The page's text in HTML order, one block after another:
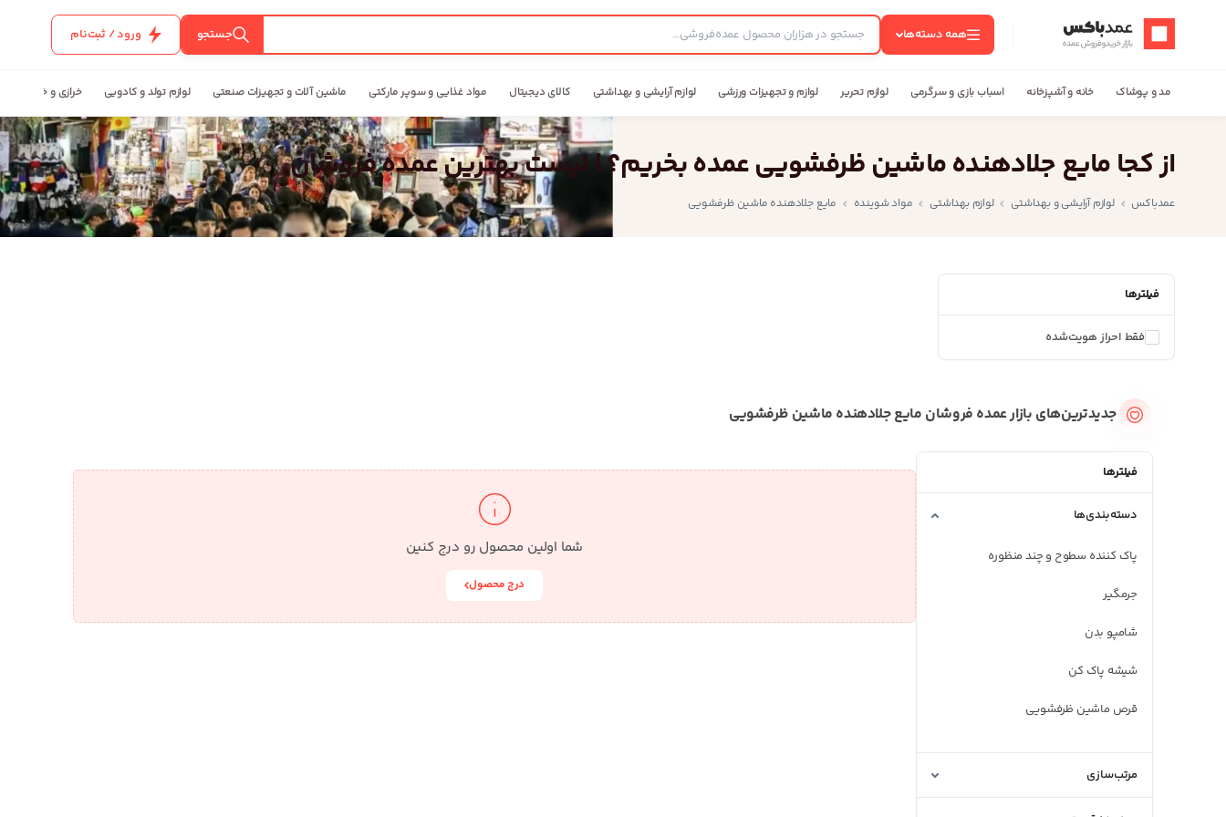
عمدباکس — بازگشت به صفحه اصلی همه دسته‌ها جستجو ورود / ثبت‌نام
مد و پوشاک خانه و آشپزخانه اسباب بازی و سرگرمی لوازم تحریر لوازم و تجهیزات ورزشی لوازم آرایشی و بهداشتی کالای دیجیتال مواد غذایی و سوپر مارکتی ماشین آلات و تجهیزات صنعتی لوازم تولد و کادویی خرازی و خیاطی
از کجا مایع جلادهنده ماشین ظرفشویی عمده بخریم؟ | لیست بهترین عمده فروشان
عمدباکس لوازم آرایشی و بهداشتی لوازم بهداشتی مواد شوینده مایع جلادهنده ماشین ظرفشویی
فیلترها
فقط احراز هویت‌شده
جدیدترین‌های بازار عمده فروشان مایع جلادهنده ماشین ظرفشویی
فیلترها
دسته‌بندی‌ها
پاک کننده سطوح و چند منظوره
جرمگیر
شامپو بدن
شیشه پاک کن
قرص ماشین ظرفشویی
مایع جلادهنده ماشین ظرفشویی
مرتب‌سازی
شما اولین محصول رو درج کنین
درج محصول